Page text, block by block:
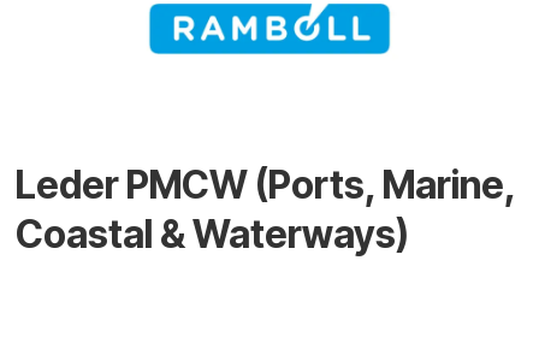
Leder PMCW (Ports, Marine,
Coastal & Waterways)